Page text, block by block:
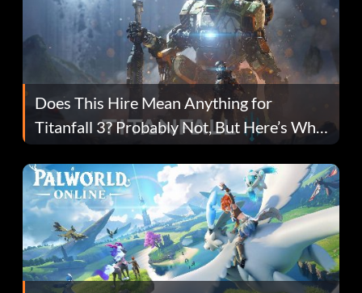
Does This Hire Mean Anything for
Titanfall 3? Probably Not, But Here’s Why
Fans Are Hopeful